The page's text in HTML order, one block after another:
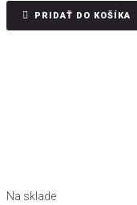
PRIDAŤ DO KOŠÍKA
Na sklade